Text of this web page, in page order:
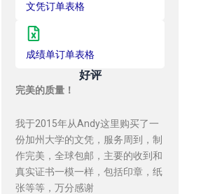
文凭订单表格
成绩单订单表格
好评
完美的质量！
我于2015年从Andy这里购买了一
份加州大学的文凭，服务周到，制
作完美，全球包邮，主要的收到和
真实证书一模一样，包括印章，纸
张等等，万分感谢